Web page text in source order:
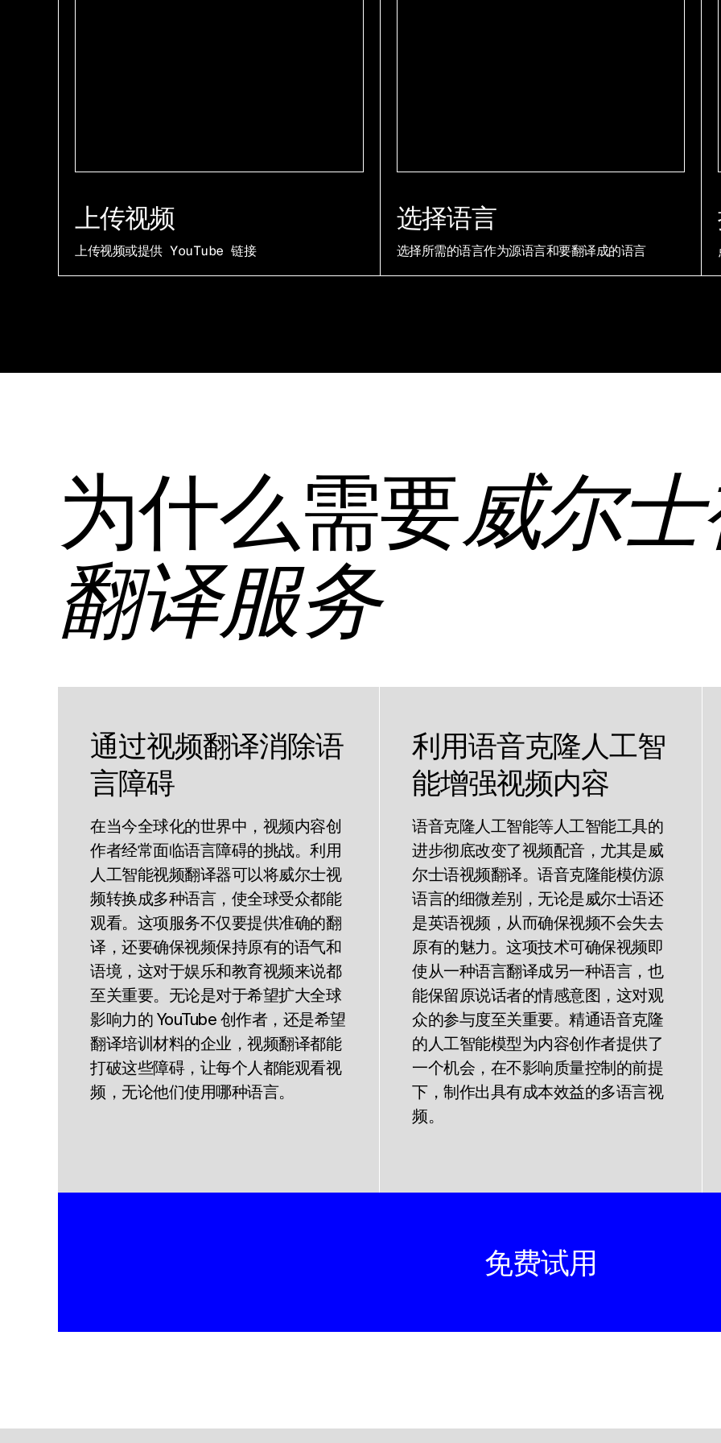
上传视频
上传视频或提供 YouTube 链接
选择语言
选择所需的语言作为源语言和要翻译成的语言
为什么需要威尔
翻译服务
通过视频翻译消除语
言障碍
在当今全球化的世界中，视频内容创
作者经常面临语言障碍的挑战。利用
人工智能视频翻译器可以将威尔士视
频转换成多种语言，使全球受众都能
观看。这项服务不仅要提供准确的翻
译，还要确保视频保持原有的语气和
语境，这对于娱乐和教育视频来说都
至关重要。无论是对于希望扩大全球
影响力的 YouTube 创作者，还是希望
翻译培训材料的企业，视频翻译都能
打破这些障碍，让每个人都能观看视
频，无论他们使用哪种语言。
利用语音克隆人工智
能增强视频内容
语音克隆人工智能等人工智能工具的
进步彻底改变了视频配音，尤其是威
尔士语视频翻译。语音克隆能模仿源
语言的细微差别，无论是威尔士语还
是英语视频，从而确保视频不会失去
原有的魅力。这项技术可确保视频即
使从一种语言翻译成另一种语言，也
能保留原说话者的情感意图，这对观
众的参与度至关重要。精通语音克隆
的人工智能模型为内容创作者提供了
一个机会，在不影响质量控制的前提
下，制作出具有成本效益的多语言视
频。
免费试用